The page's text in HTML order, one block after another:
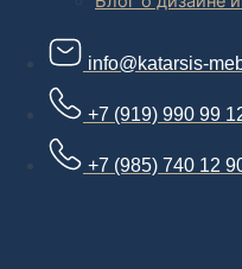
info@katarsis-
+7 (919) 990 99
+7 (985) 740 12